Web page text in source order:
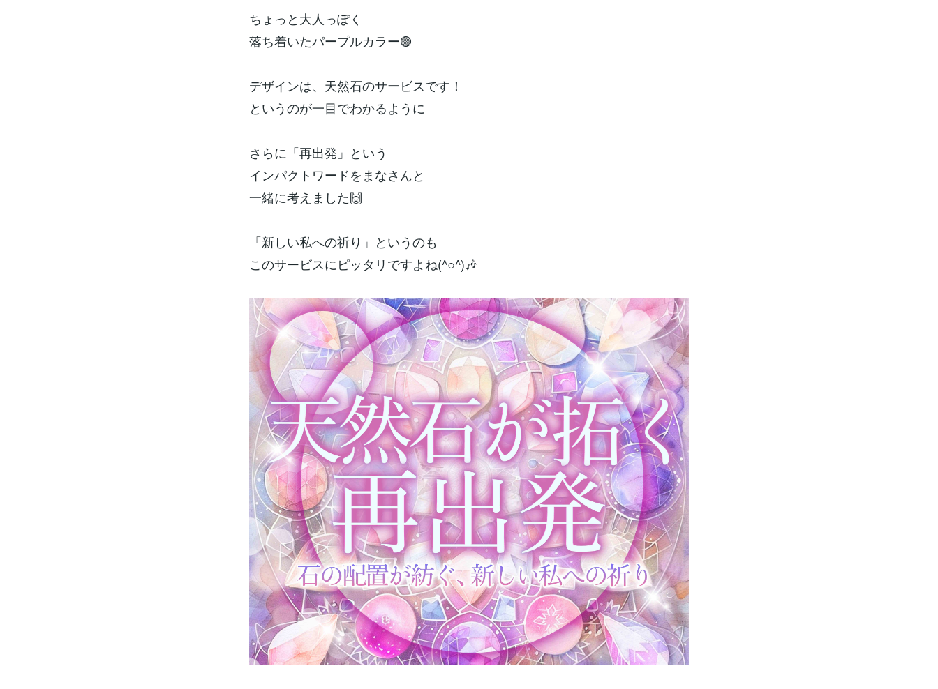
ちょっと大人っぽく
落ち着いたパープルカラー🟣
デザインは、天然石のサービスです！
というのが一目でわかるように
さらに「再出発」という
インパクトワードをまなさんと
一緒に考えました🙌
「新しい私への祈り」というのも
このサービスにピッタリですよね(^○^)🎶